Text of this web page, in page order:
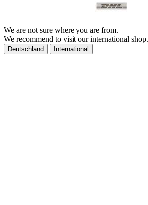
We are not sure where you are from.
We recommend to visit our international shop.
Deutschland International